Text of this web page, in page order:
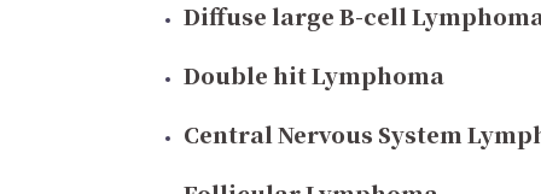
Diffuse large B-cell
Double hit Lymphoma
Central Nervous System